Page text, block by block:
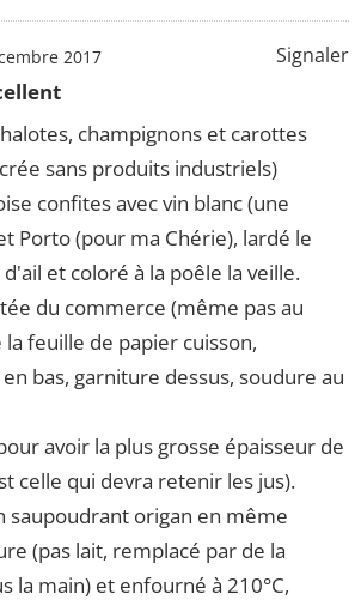
Signaler
2017
champignons et carottes
sans produits industriels)
confites avec vin blanc (une
Porto (pour ma Chérie), lardé le
et coloré à la poêle la veille.
du commerce (même pas au
feuille de papier cuisson,
bas, garniture dessus, soudure au
avoir la plus grosse épaisseur de
celle qui devra retenir les jus).
saupoudrant origan en même
(pas lait, remplacé par de la
la main) et enfourné à 210°C,